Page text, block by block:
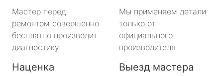
Мастер перед
ремонтом совершенно
бесплатно производит
диагностику.
Мы применяем детали
только от
официального
производителя.
Наценка Выезд мастера